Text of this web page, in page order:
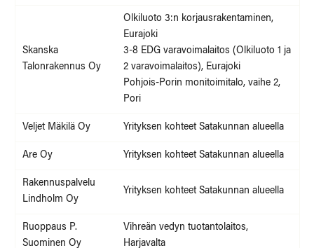
Skanska
Talonrakennus Oy
Olkiluoto 3:n korjausrakentaminen,
Eurajoki
3-8 EDG varavoimalaitos (Olkiluoto 1 ja
2 varavoimalaitos), Eurajoki
Pohjois-Porin monitoimitalo, vaihe 2,
Pori
Veljet Mäkilä Oy Yrityksen kohteet Satakunnan alueella
Are Oy Yrityksen kohteet Satakunnan alueella
Rakennuspalvelu
Lindholm Oy
Yrityksen kohteet Satakunnan alueella
Ruoppaus P.
Suominen Oy
Vihreän vedyn tuotantolaitos,
Harjavalta